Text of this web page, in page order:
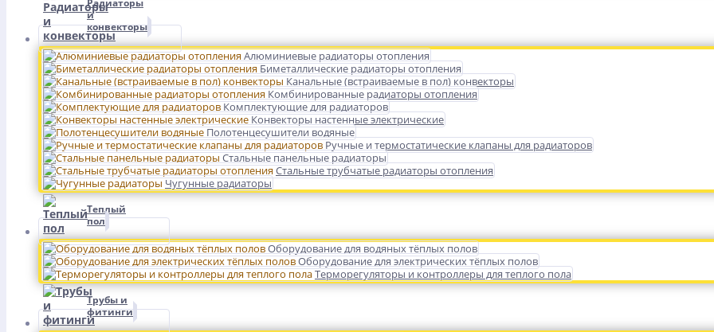
Радиаторы
и
конвекторы
Алюминиевые радиаторы отопления
Биметаллические радиаторы отопления
Канальные (встраиваемые в пол) конвекторы
Комбинированные радиаторы отопления
Комплектующие для радиаторов
Конвекторы настенные электрические
Полотенцесушители водяные
Ручные и термостатические клапаны для радиаторов
Стальные панельные радиаторы
Стальные трубчатые радиаторы отопления
Чугунные радиаторы
Теплый
пол
Оборудование для водяных тёплых полов
Оборудование для электрических тёплых полов
Терморегуляторы и контроллеры для теплого пола
Трубы и
фитинги